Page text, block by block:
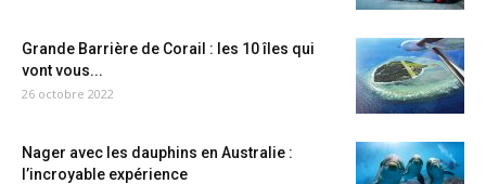
Grande Barrière de Corail : les 10 îles qui
vont vous...
26 octobre 2022
Nager avec les dauphins en Australie :
l’incroyable expérience